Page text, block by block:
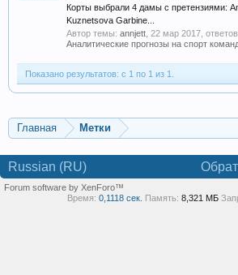
Корты выбрали 4 дамы с претензиями:
Kuznetsova Garbine...
Автор темы: annjett 22 мар 2017 ,
Аналитические прогнозы на спорт
Показано результатов: с 1 по 1 из 1.
Главная Метки
Russian (RU)
Forum software by XenForo™
Время: 0,1118 сек. Память: 8,321 МБ